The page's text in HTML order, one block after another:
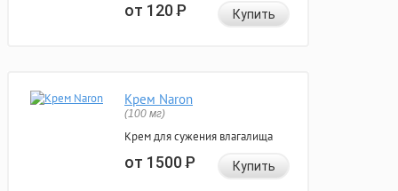
от 120Р Купить
Крем Naron
(100 мг)
Крем для сужения влагалища
от 1500Р Купить